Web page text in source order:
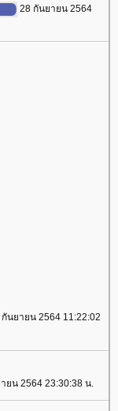
28 กันยายน 2564
กันยายน 2564 11:22:02
ยน 2564 23:30:38 น.